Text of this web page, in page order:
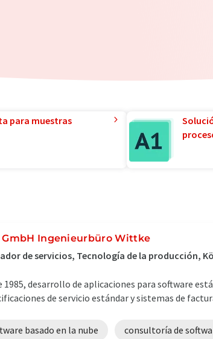
para muestras
GmbH Ingenieurbüro Wittke
de servicios, Tecnología de la producción,
1985, desarrollo de aplicaciones para software
de servicio estándar y sistemas de
basado en la nube consultoría de